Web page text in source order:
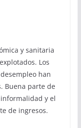
y sanitaria
Los
han
Buena parte de
y el
de ingresos.